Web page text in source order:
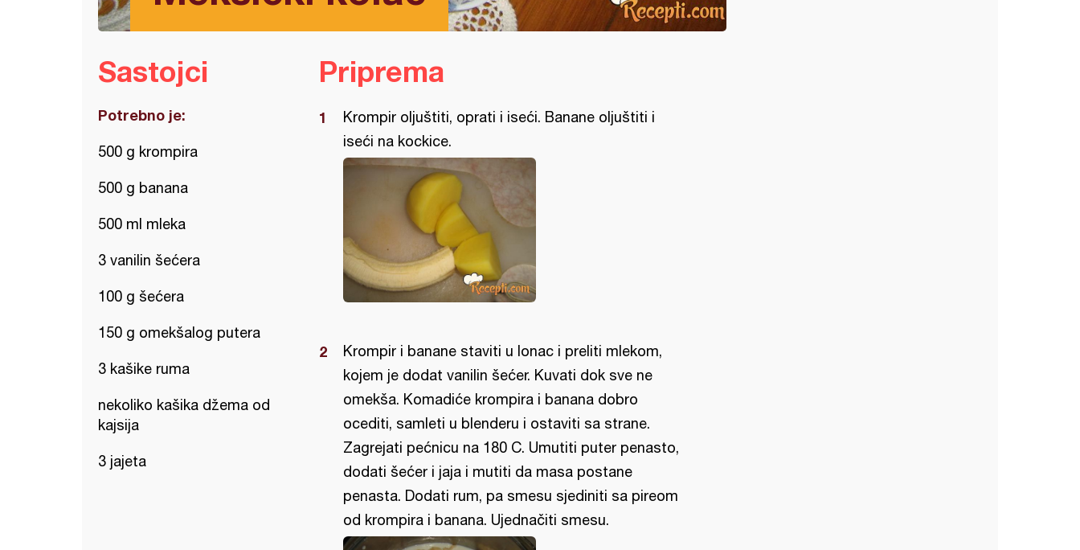
Sastojci
Potrebno je:
500 g krompira
500 g banana
500 ml mleka
3 vanilin šećera
100 g šećera
150 g omekšalog putera
3 kašike ruma
nekoliko kašika džema od
kajsija
3 jajeta
Priprema
Krompir oljuštiti, oprati i iseći. Banane oljuštiti i
iseći na kockice.
Krompir i banane staviti u lonac i preliti mlekom,
kojem je dodat vanilin šećer. Kuvati dok sve ne
omekša. Komadiće krompira i banana dobro
ocediti, samleti u blenderu i ostaviti sa strane.
Zagrejati pećnicu na 180 C. Umutiti puter penasto,
dodati šećer i jaja i mutiti da masa postane
penasta. Dodati rum, pa smesu sjediniti sa pireom
od krompira i banana. Ujednačiti smesu.